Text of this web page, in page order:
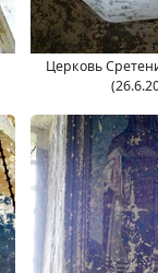
Церковь